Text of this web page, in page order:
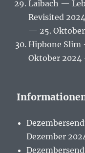
Laibach —
Revisited
— 25.
Hipbone Slim
Oktober
Dezember